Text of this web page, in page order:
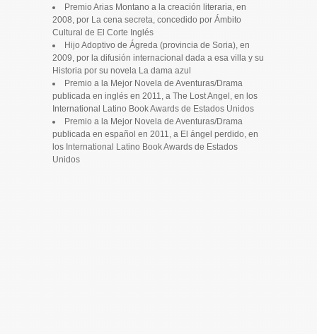
Premio Arias Montano a la creación literaria, en
2008, por La cena secreta, concedido por Ámbito
Cultural de El Corte Inglés
Hijo Adoptivo de Ágreda (provincia de Soria), en
2009, por la difusión internacional dada a esa villa y su
Historia por su novela La dama azul
Premio a la Mejor Novela de Aventuras/Drama
publicada en inglés en 2011, a The Lost Angel, en los
International Latino Book Awards de Estados Unidos
Premio a la Mejor Novela de Aventuras/Drama
publicada en español en 2011, a El ángel perdido, en
los International Latino Book Awards de Estados
Unidos